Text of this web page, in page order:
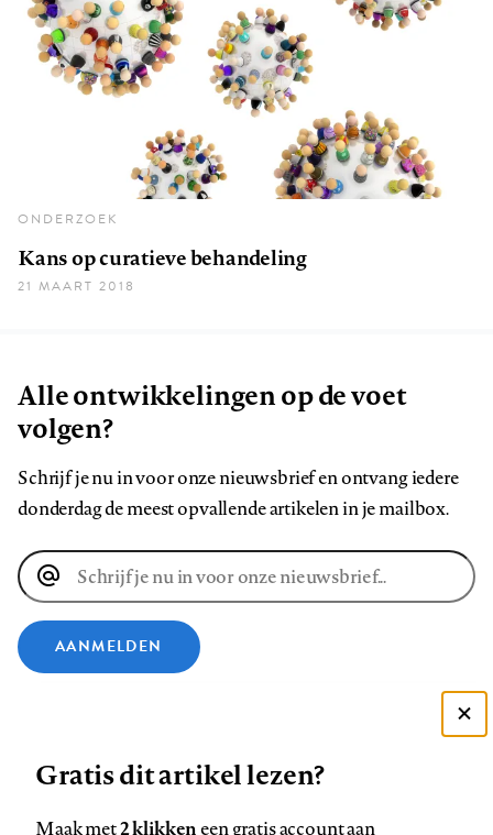
ONDERZOEK
Kans op curatieve behandeling
21 MAART 2018
Alle ontwikkelingen op de voet
volgen?
Schrijf je nu in voor onze nieuwsbrief en ontvang iedere
donderdag de meest opvallende artikelen in je mailbox.
E-
mailadres
AANMELDEN
Volg
ons
Volg
ons
Volg
ons
Volg
ons
Volg
ons
ons
Zie onze cookie policy
Gratis dit artikel lezen?
Maak met2 klikkeneen gratis account aan